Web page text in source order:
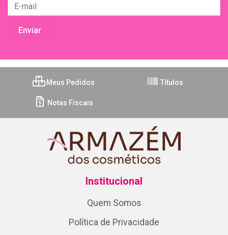
Meus Pedidos Títulos
Notas Fiscais
Institucional
Quem Somos
Política de Privacidade